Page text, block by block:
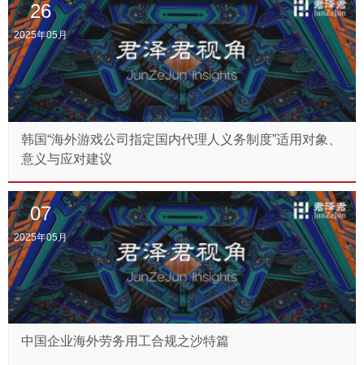
26
2025年05月
韩国“海外游戏公司指定国内代理人义务制度”适用对象、
意义与应对建议
07
2025年05月
中国企业海外劳务用工合规之沙特篇